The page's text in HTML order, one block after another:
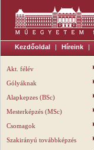
Kezdőoldal | Híreink |
Akt. félév
Gólyáknak
Alapkepzes (BSc)
Mesterképzés (MSc)
Csomagok
Szakirányú továbbképzés